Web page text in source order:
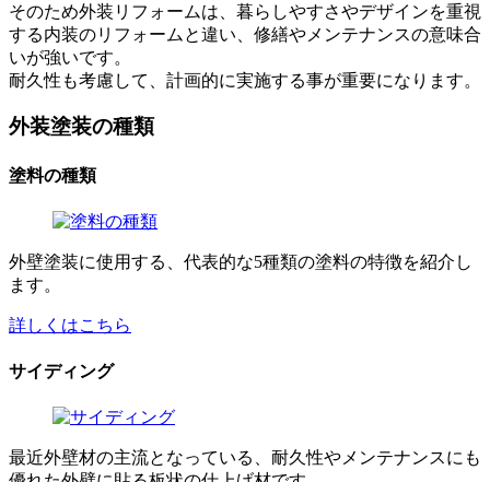
そのため外装リフォームは、暮らしやすさやデザインを重視
する内装のリフォームと違い、修繕やメンテナンスの意味合
いが強いです。
耐久性も考慮して、計画的に実施する事が重要になります。
外装塗装の種類
塗料の種類
外壁塗装に使用する、代表的な5種類の塗料の特徴を紹介し
ます。
詳しくはこちら
サイディング
最近外壁材の主流となっている、耐久性やメンテナンスにも